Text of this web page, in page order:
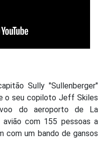
Sully "Sullenberger"
o seu copiloto Jeff Skiles
voo do aeroporto de La
avião com 155 pessoas a
com um bando de gansos